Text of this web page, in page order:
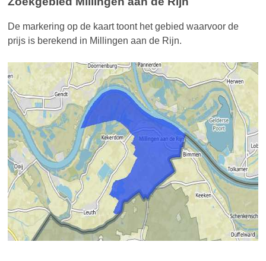
De markering op de kaart toont het gebied waarvoor de
prijs is berekend in Millingen aan de Rijn.